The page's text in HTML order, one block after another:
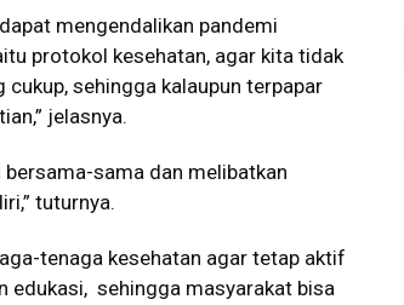
mengendalikan pandemi
protokol kesehatan, agar kita tidak
sehingga kalaupun terpapar
jelasnya.
bersama-sama dan melibatkan
tuturnya.
tenaga kesehatan agar tetap aktif
edukasi, sehingga masyarakat bisa